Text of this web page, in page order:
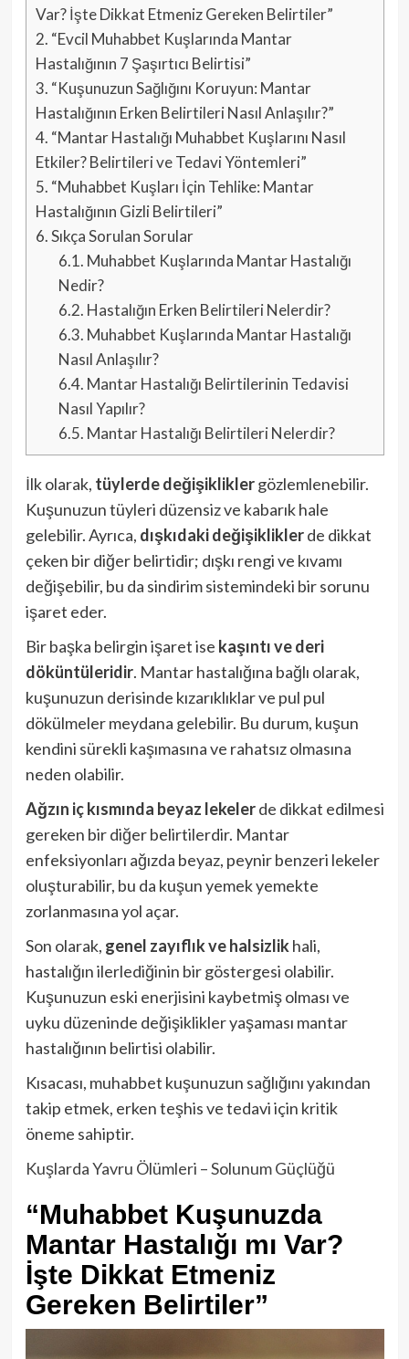
Var? İşte Dikkat Etmeniz Gereken Belirtiler”
2. “Evcil Muhabbet Kuşlarında Mantar
Hastalığının 7 Şaşırtıcı Belirtisi”
3. “Kuşunuzun Sağlığını Koruyun: Mantar
Hastalığının Erken Belirtileri Nasıl Anlaşılır?”
4. “Mantar Hastalığı Muhabbet Kuşlarını Nasıl
Etkiler? Belirtileri ve Tedavi Yöntemleri”
5. “Muhabbet Kuşları İçin Tehlike: Mantar
Hastalığının Gizli Belirtileri”
6.Sıkça Sorulan Sorular
6.1. Muhabbet Kuşlarında Mantar Hastalığı
Nedir?
6.2. Hastalığın Erken Belirtileri Nelerdir?
6.3. Muhabbet Kuşlarında Mantar Hastalığı
Nasıl Anlaşılır?
6.4. Mantar Hastalığı Belirtilerinin Tedavisi
Nasıl Yapılır?
6.5. Mantar Hastalığı Belirtileri Nelerdir?
İlk olarak, tüylerde değişikliklergözlemlenebilir.
Kuşunuzun tüyleri düzensiz ve kabarık hale
gelebilir. Ayrıca, dışkıdaki değişikliklerde dikkat
çeken bir diğer belirtidir; dışkı rengi ve kıvamı
değişebilir, bu da sindirim sistemindeki bir sorunu
işaret eder.
Bir başka belirgin işaret ise kaşıntı ve deri
döküntüleridir. Mantar hastalığına bağlı olarak,
kuşunuzun derisinde kızarıklıklar ve pul pul
dökülmeler meydana gelebilir. Bu durum, kuşun
kendini sürekli kaşımasına ve rahatsız olmasına
neden olabilir.
Ağzın iç kısmında beyaz lekelerde dikkat edilmesi
gereken bir diğer belirtilerdir. Mantar
enfeksiyonları ağızda beyaz, peynir benzeri lekeler
oluşturabilir, bu da kuşun yemek yemekte
zorlanmasına yol açar.
Son olarak, genel zayıflık ve halsizlikhali,
hastalığın ilerlediğinin bir göstergesi olabilir.
Kuşunuzun eski enerjisini kaybetmiş olması ve
uyku düzeninde değişiklikler yaşaması mantar
hastalığının belirtisi olabilir.
Kısacası, muhabbet kuşunuzun sağlığını yakından
takip etmek, erken teşhis ve tedavi için kritik
öneme sahiptir.
Kuşlarda Yavru Ölümleri – Solunum Güçlüğü
“Muhabbet Kuşunuzda
Mantar Hastalığı mı Var?
İşte Dikkat Etmeniz
Gereken Belirtiler”